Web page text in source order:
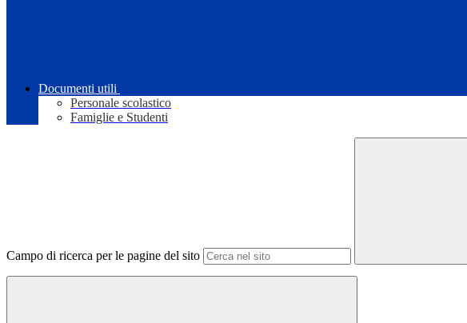
Documenti utili
Personale scolastico
Famiglie e Studenti
Campo di ricerca per le pagine del sito